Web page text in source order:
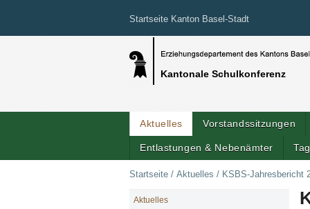
Startseite Kanton Basel-Stadt
Kantonale Schulkonferenz
Aktuelles Vorstandssitzungen
Entlastungen & Nebenämter
Startseite / Aktuelles / KSBS-Jahresbericht
NAVIGATION
Aktuelles